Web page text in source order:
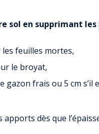
PROMOTION ET
PERMANENCES INFOS
PAR OÙ S’ÉCHAPPE LA
LETTRE INFO RÉNOVATION
sol en supprimant les
les feuilles mortes,
le broyat,
gazon frais ou 5 cm s’il
apports dès que